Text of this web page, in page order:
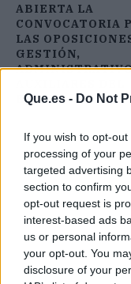
Que.es - Do Not
If you wish to opt-
processing of your
targeted advertising
section to confirm
opt-out request is
interest-based ads
us or personal
your opt-out. You
disclosure of your
ABIERTA LA
CONVOCATORIA
LAS
GESTIÓN,
ESTADO